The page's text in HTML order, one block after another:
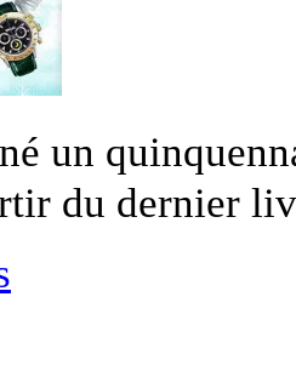
un
du dernier